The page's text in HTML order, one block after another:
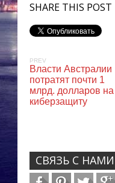
SHARE THIS POST
PREV
Власти Австралии
потратят почти 1
млрд. долларов на
киберзащиту
СВЯЗЬ С НАМИ